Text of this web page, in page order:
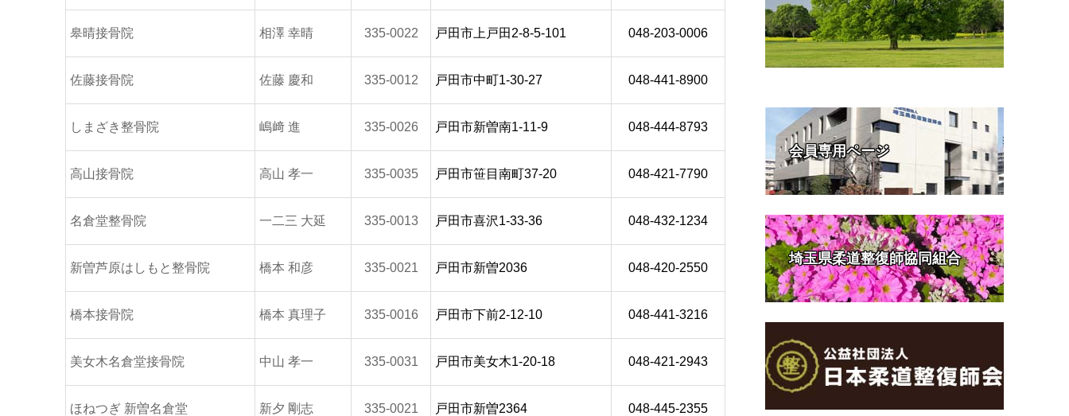
皋晴接骨院 相澤 幸晴 335-0022 戸田市上戸田2-8-5-101 048-203-0006
佐藤接骨院 佐藤 慶和 335-0012 戸田市中町1-30-27 048-441-8900
しまざき整骨院 嶋﨑 進 335-0026 戸田市新曽南1-11-9 048-444-8793
高山接骨院 高山 孝一 335-0035 戸田市笹目南町37-20 048-421-7790
名倉堂整骨院 一二三 大延 335-0013 戸田市喜沢1-33-36 048-432-1234
新曽芦原はしもと整骨院 橋本 和彦 335-0021 戸田市新曽2036 048-420-2550
橋本接骨院 橋本 真理子 335-0016 戸田市下前2-12-10 048-441-3216
美女木名倉堂接骨院 中山 孝一 335-0031 戸田市美女木1-20-18 048-421-2943
ほねつぎ 新曽名倉堂 新夕 剛志 335-0021 戸田市新曽2364 048-445-2355
会員専用ページ
埼玉県柔道整復師協同組合